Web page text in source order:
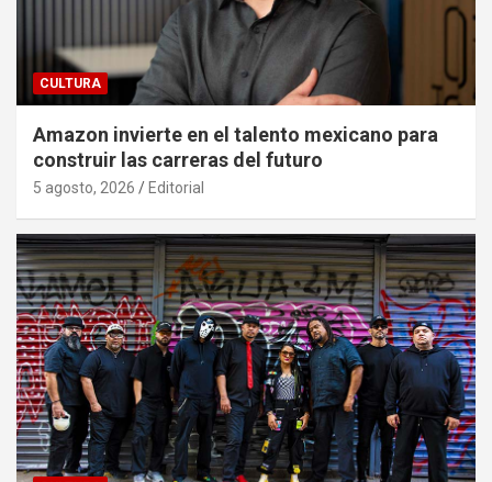
CULTURA
Amazon invierte en el talento mexicano para
construir las carreras del futuro
5 agosto, 2026 Editorial